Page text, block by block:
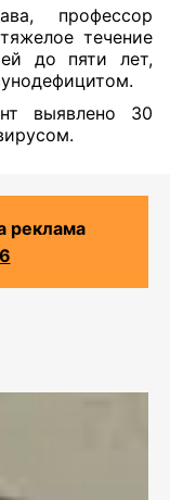
профессор
течение
до пяти лет,
выявлено 30
реклама